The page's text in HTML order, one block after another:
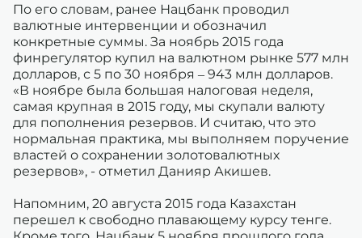
По его словам, ранее Нацбанк проводил
валютные интервенции и обозначил
конкретные суммы. За ноябрь 2015 года
финрегулятор купил на валютном рынке 577 млн
долларов, с 5 по 30 ноября – 943 млн долларов.
«В ноябре была большая налоговая неделя,
самая крупная в 2015 году, мы скупали валюту
для пополнения резервов. И считаю, что это
нормальная практика, мы выполняем поручение
властей о сохранении золотовалютных
резервов», - отметил Данияр Акишев.
Напомним, 20 августа 2015 года Казахстан
перешел к свободно плавающему курсу тенге.